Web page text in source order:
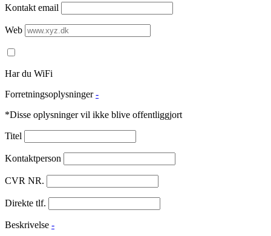
Kontakt email
Web
Har du WiFi
Forretningsoplysninger -
*Disse oplysninger vil ikke blive offentliggjort
Titel
Kontaktperson
CVR NR.
Direkte tlf.
Beskrivelse -